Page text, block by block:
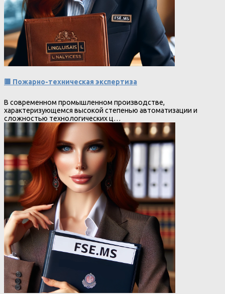
🟥 Пожарно-техническая экспертиза
В современном промышленном производстве,
характеризующемся высокой степенью автоматизации и
сложностью технологических ц…